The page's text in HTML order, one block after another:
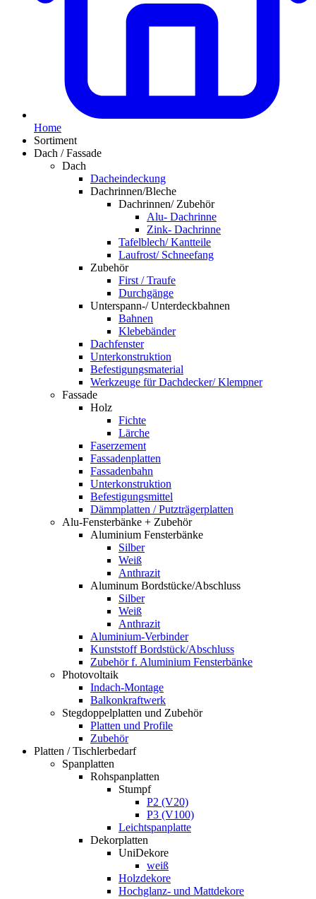
Home
Sortiment
Dach / Fassade
Dach
Dacheindeckung
Dachrinnen/Bleche
Dachrinnen/ Zubehör
Alu- Dachrinne
Zink- Dachrinne
Tafelblech/ Kantteile
Laufrost/ Schneefang
Zubehör
First / Traufe
Durchgänge
Unterspann-/ Unterdeckbahnen
Bahnen
Klebebänder
Dachfenster
Unterkonstruktion
Befestigungsmaterial
Werkzeuge für Dachdecker/ Klempner
Fassade
Holz
Fichte
Lärche
Faserzement
Fassadenplatten
Fassadenbahn
Unterkonstruktion
Befestigungsmittel
Dämmplatten / Putzträgerplatten
Alu-Fensterbänke + Zubehör
Aluminium Fensterbänke
Silber
Weiß
Anthrazit
Aluminum Bordstücke/Abschluss
Silber
Weiß
Anthrazit
Aluminium-Verbinder
Kunststoff Bordstück/Abschluss
Zubehör f. Aluminium Fensterbänke
Photovoltaik
Indach-Montage
Balkonkraftwerk
Stegdoppelplatten und Zubehör
Platten und Profile
Zubehör
Platten / Tischlerbedarf
Spanplatten
Rohspanplatten
Stumpf
P2 (V20)
P3 (V100)
Leichtspanplatte
Dekorplatten
UniDekore
weiß
Holzdekore
Hochglanz- und Mattdekore